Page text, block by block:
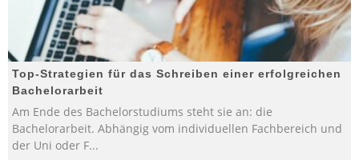
Top-Strategien für das Schreiben einer erfolgreichen
Bachelorarbeit
Am Ende des Bachelorstudiums steht sie an: die
Bachelorarbeit. Abhängig vom individuellen Fachbereich und
der Uni oder F...